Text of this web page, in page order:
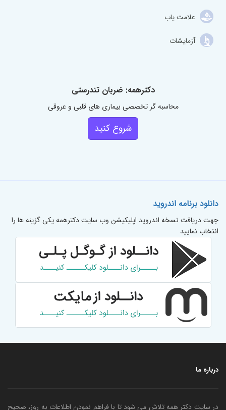
علامت یاب
آزمایشات
دکترهمه: ضربان تندرستی
محاسبه گر تخصصی بیماری های قلبی و عروقی
شروع کنید
دانلود برنامه اندروید
جهت دریافت نسخه اندروید اپلیکیشن وب سایت دکترهمه یکی گزینه ها را
انتخاب نمایید
درباره ما
در سایت دکتر همه تلاش می شود تا با فراهم نمودن اطلاعات به روز، صحیح